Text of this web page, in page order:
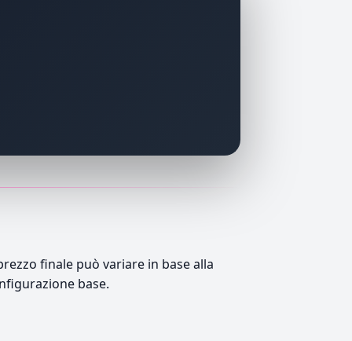
finale può variare in base alla
base.